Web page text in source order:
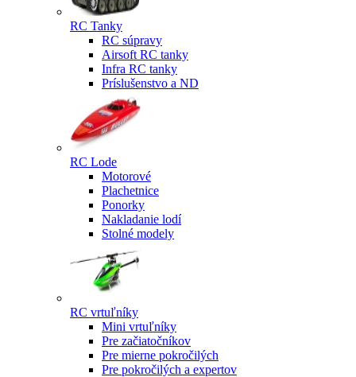
RC Tanky
RC súpravy
Airsoft RC tanky
Infra RC tanky
Príslušenstvo a ND
RC Lode
Motorové
Plachetnice
Ponorky
Nakladanie lodí
Stolné modely
RC vrtuľníky
Mini vrtuľníky
Pre začiatočníkov
Pre mierne pokročilých
Pre pokročilých a expertov